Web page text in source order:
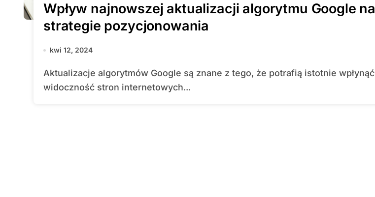
Wpływ najnowszej aktualizacji algorytmu Google na
strategie pozycjonowania
kwi 12, 2024
Aktualizacje algorytmów Google są znane z tego, że potrafią istotnie wpłynąć na
widoczność stron internetowych...